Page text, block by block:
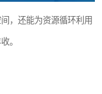
，还能为资源循环利用
。